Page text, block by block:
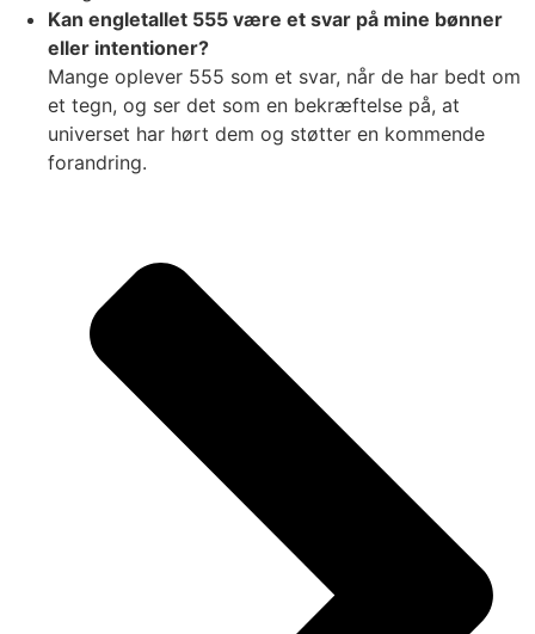
Kan engletallet 555 være et svar på mine bønner
eller intentioner?
Mange oplever 555 som et svar, når de har bedt om
et tegn, og ser det som en bekræftelse på, at
universet har hørt dem og støtter en kommende
forandring.